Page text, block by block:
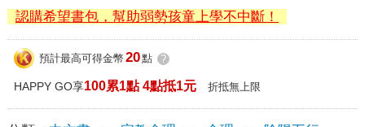
認購希望書包，幫助弱勢孩童上學不中斷！
預計最高可得金幣 20點 ?
HAPPY GO享100累1點 4點抵1元 折抵無上限